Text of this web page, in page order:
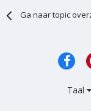
Ga naar topic
Taal